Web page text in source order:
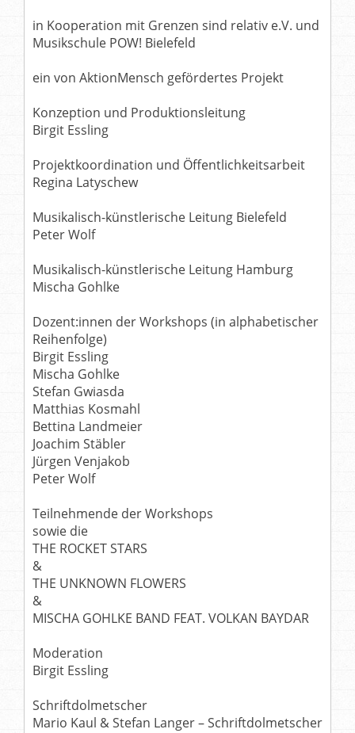
in Kooperation mit Grenzen sind relativ e.V. und
Musikschule POW! Bielefeld
ein von AktionMensch gefördertes Projekt
Konzeption und Produktionsleitung
Birgit Essling
Projektkoordination und Öffentlichkeitsarbeit
Regina Latyschew
Musikalisch-künstlerische Leitung Bielefeld
Peter Wolf
Musikalisch-künstlerische Leitung Hamburg
Mischa Gohlke
Dozent:innen der Workshops (in alphabetischer
Reihenfolge)
Birgit Essling
Mischa Gohlke
Stefan Gwiasda
Matthias Kosmahl
Bettina Landmeier
Joachim Stäbler
Jürgen Venjakob
Peter Wolf
Teilnehmende der Workshops
sowie die
THE ROCKET STARS
&
THE UNKNOWN FLOWERS
&
MISCHA GOHLKE BAND FEAT. VOLKAN BAYDAR
Moderation
Birgit Essling
Schriftdolmetscher
Mario Kaul & Stefan Langer – Schriftdolmetscher